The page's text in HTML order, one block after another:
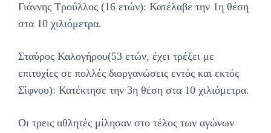
Γιάννης Τρούλλος (16 ετών): Κατέλαβε την 1η θέση
στα 10 χιλιόμετρα.
Σταύρος Καλογήρου(53 ετών, έχει τρέξει με
επιτυχίες σε πολλές διοργανώσεις εντός και εκτός
Σίφνου): Κατέκτησε την 3η θέση στα 10 χιλιόμετρα.
Οι τρεις αθλητές μίλησαν στο τέλος των αγώνων